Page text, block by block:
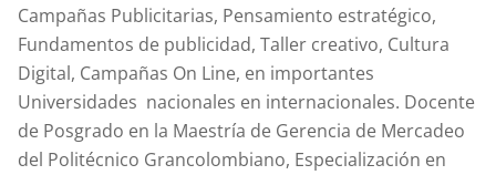
Campañas Publicitarias, Pensamiento estratégico,
Fundamentos de publicidad, Taller creativo, Cultura
Digital, Campañas On Line, en importantes
Universidades nacionales en internacionales. Docente
de Posgrado en la Maestría de Gerencia de Mercadeo
del Politécnico Grancolombiano, Especialización en